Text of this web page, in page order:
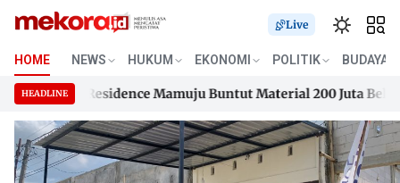
Skip
content
Live
HOME NEWS HUKUM EKONOMI POLITIK BUDAYA
HEADLINEResidence Mamuju Buntut Material 200 Juta Belum
Residence Mamuju Buntut Material 200 Juta Belum